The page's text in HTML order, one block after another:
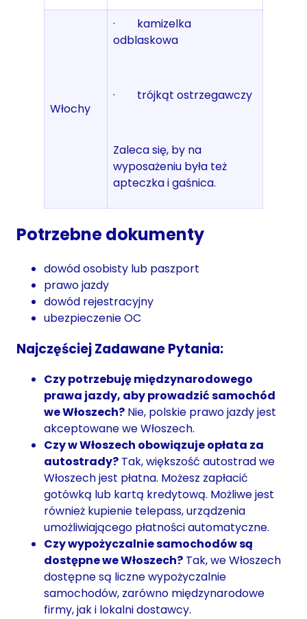
Włochy
· kamizelka
odblaskowa
· trójkąt ostrzegawczy
Zaleca się, by na
wyposażeniu była też
apteczka i gaśnica.
Potrzebne dokumenty
dowód osobisty lub paszport
prawo jazdy
dowód rejestracyjny
ubezpieczenie OC
Najczęściej Zadawane Pytania:
Czy potrzebuję międzynarodowego
prawa jazdy, aby prowadzić samochód
we Włoszech? Nie, polskie prawo jazdy jest
akceptowane we Włoszech.
Czy w Włoszech obowiązuje opłata za
autostrady? Tak, większość autostrad we
Włoszech jest płatna. Możesz zapłacić
gotówką lub kartą kredytową. Możliwe jest
również kupienie telepass, urządzenia
umożliwiającego płatności automatyczne.
Czy wypożyczalnie samochodów są
dostępne we Włoszech? Tak, we Włoszech
dostępne są liczne wypożyczalnie
samochodów, zarówno międzynarodowe
firmy, jak i lokalni dostawcy.